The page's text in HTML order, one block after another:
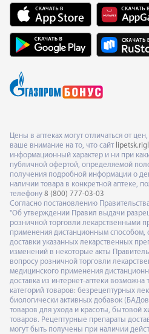
Цены в аптеках могут отличаться от
ваше внимание на то, что сайт
информационный характер и ни при
публичной офертой, определяемой
получения подробной информации о
наличии товара в конкретной аптеке,
телефону 8 (800) 777-03-03
Согласно постановлению
"Об утверждении Правил выдачи
розничной торговли лекарственными
применения дистанционным способом,
доставки указанных лекарственных
изменений в некоторые акты
вопросу розничной торговли
медицинского применения
доставка из интернет-аптеки
категорий товаров: безрецептурных
биологически активных добавок
товаров для ухода и красоты, бытовой
товаров. Рецептурные препараты
могут быть получены при наличии